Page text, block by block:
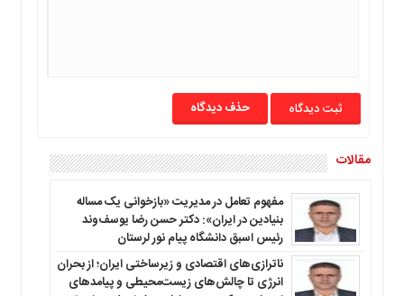
حذف دیدگاه
مقالات
مفهوم تعامل در مدیریت «بازخوانی یک مساله
بنیادین در ایران»: دکتر حسن رضا یوسف‌وند
رئیس اسبق دانشگاه پیام نور لرستان
ناترازی‌های اقتصادی و زیرساختی ایران؛ از بحران
انرژی تا چالش‌های زیست‌محیطی و پیامدهای